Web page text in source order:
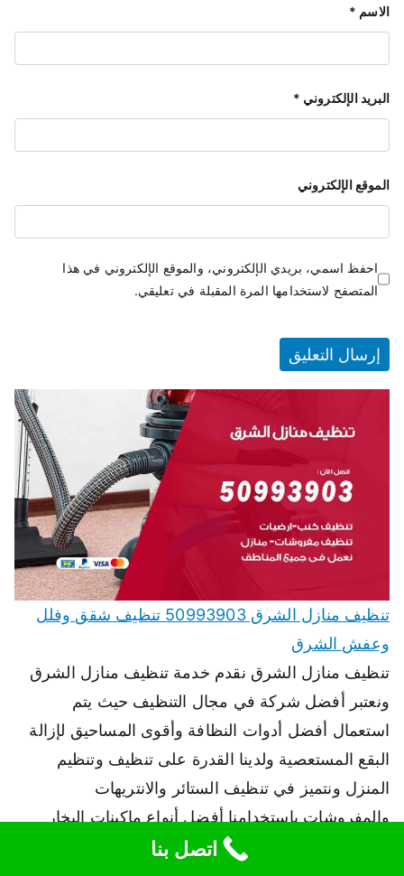
الاسم *
البريد الإلكتروني *
الموقع الإلكتروني
احفظ اسمي، بريدي الإلكتروني، والموقع الإلكتروني في هذا
المتصفح لاستخدامها المرة المقبلة في تعليقي.
تنظيف منازل الشرق 50993903 تنظيف شقق وفلل
وعفش الشرق
تنظيف منازل الشرق نقدم خدمة تنظيف منازل الشرق
ونعتبر أفضل شركة في مجال التنظيف حيث يتم
استعمال أفضل أدوات النظافة وأقوى المساحيق لإزالة
البقع المستعصية ولدينا القدرة على تنظيف وتنظيم
المنزل ونتميز في تنظيف الستائر والانتريهات
والمفروشات باستخدامنا أفضل أنواع ماكينات البخار
والتجفيف وتنظيف الستائر على الجدران والسجاد على
اتصل بنا